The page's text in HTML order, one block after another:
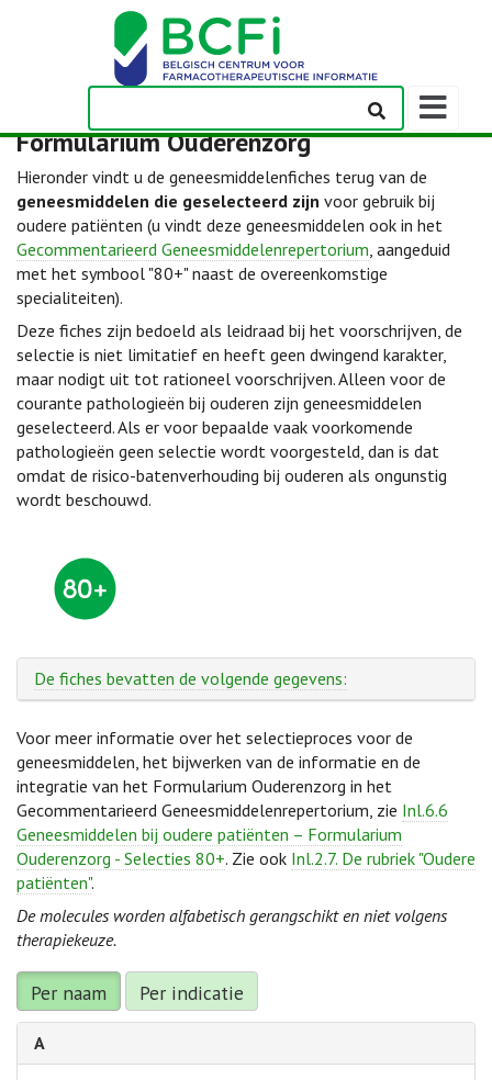
Formularium Ouderenzorg
Hieronder vindt u de geneesmiddelenfiches terug van de
geneesmiddelen die geselecteerd zijn voor gebruik bij
oudere patiënten (u vindt deze geneesmiddelen ook in het
Gecommentarieerd Geneesmiddelenrepertorium, aangeduid
met het symbool "80+" naast de overeenkomstige
specialiteiten).
Deze fiches zijn bedoeld als leidraad bij het voorschrijven, de
selectie is niet limitatief en heeft geen dwingend karakter,
maar nodigt uit tot rationeel voorschrijven. Alleen voor de
courante pathologieën bij ouderen zijn geneesmiddelen
geselecteerd. Als er voor bepaalde vaak voorkomende
pathologieën geen selectie wordt voorgesteld, dan is dat
omdat de risico-batenverhouding bij ouderen als ongunstig
wordt beschouwd.
De fiches bevatten de volgende gegevens:
Voor meer informatie over het selectieproces voor de
geneesmiddelen, het bijwerken van de informatie en de
integratie van het Formularium Ouderenzorg in het
Gecommentarieerd Geneesmiddelenrepertorium, zie Inl.6.6
Geneesmiddelen bij oudere patiënten – Formularium
Ouderenzorg - Selecties 80+. Zie ook Inl.2.7. De rubriek "Oudere
patiënten".
De molecules worden alfabetisch gerangschikt en niet volgens
therapiekeuze.
Per naam Per indicatie
A